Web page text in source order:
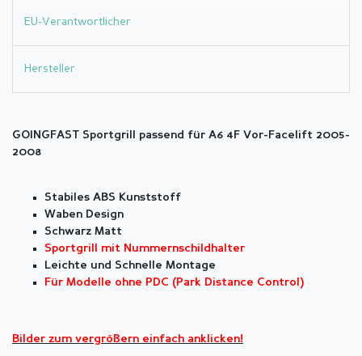
EU-Verantwortlicher
Hersteller
GOINGFAST Sportgrill passend für A6 4F Vor-Facelift 2005-
2008
Stabiles ABS Kunststoff
Waben Design
Schwarz Matt
Sportgrill mit Nummernschildhalter
Leichte und Schnelle Montage
Für Modelle ohne PDC (Park Distance Control)
Bilder zum vergrößern einfach anklicken!